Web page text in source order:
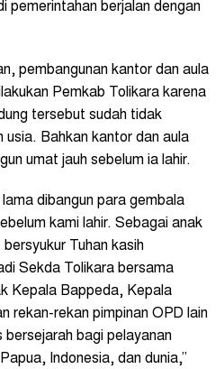
pemerintahan berjalan dengan
pembangunan kantor dan aula
Pemkab Tolikara karena
tersebut sudah tidak
Bahkan kantor dan aula
umat jauh sebelum ia lahir.
dibangun para gembala
kami lahir. Sebagai anak
Tuhan kasih
Sekda Tolikara bersama
Kepala Bappeda, Kepala
rekan-rekan pimpinan OPD lain
bagi pelayanan
Indonesia, dan dunia,”